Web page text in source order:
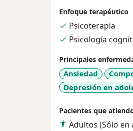
Enfoque terapéutico
Psicoterapia
Psicología
Principales
Ansiedad
Depresión en
Pacientes que
Adultos (Sólo